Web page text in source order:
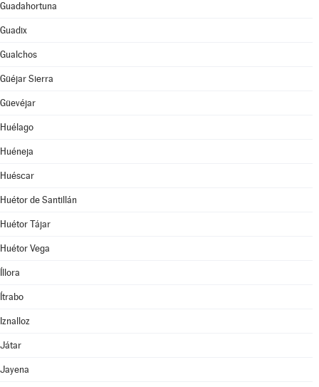
Guadahortuna
Guadix
Gualchos
Güéjar Sierra
Güevéjar
Huélago
Huéneja
Huéscar
Huétor de Santillán
Huétor Tájar
Huétor Vega
Íllora
Ítrabo
Iznalloz
Játar
Jayena